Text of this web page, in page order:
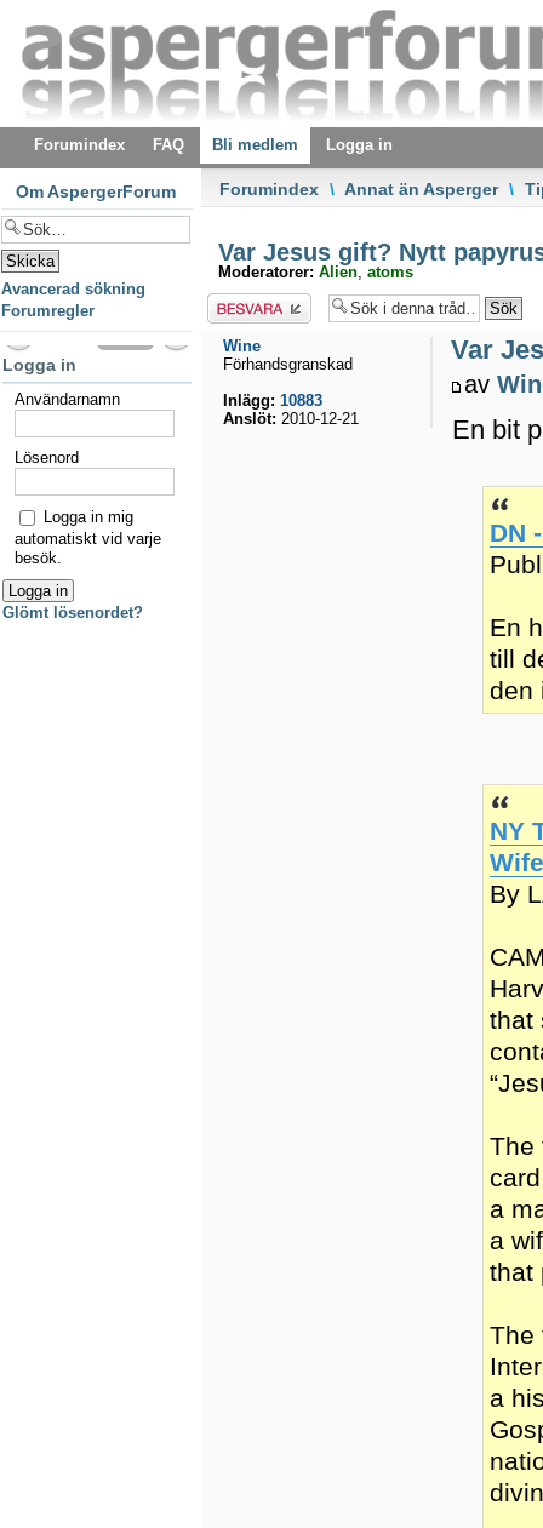
Forumindex FAQ Bli medlem Logga in
Forumindex \ Annat än Asperger \
Var Jesus gift? Nytt
Moderatorer: Alien, atoms
Besvara
Var
av
En bit
DN
En
till
den
NY
By
that
The
a
a
that
The
a
Wine
Förhandsgranskad
Inlägg: 10883
Anslöt: 2010-12-21
Om AspergerForum
Avancerad sökning
Forumregler
Logga in
Användarnamn
Lösenord
Logga in mig
automatiskt vid varje
besök.
Glömt lösenordet?